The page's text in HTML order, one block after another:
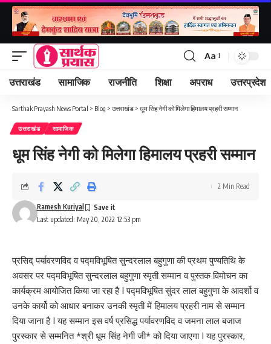
Font
Resizer
Aa
उत्तराखंड सामाजिक राजनीति शिक्षा अपराध उत्तरप्रदेश
Sarthak Prayash News Portal > Blog > उत्तराखंड > धूम सिंह नेगी को मिलेगा हिमालय प्रहरी सम्मान
उत्तराखंड सामाजिक
धूम सिंह नेगी को मिलेगा हिमालय प्रहरी सम्मान
Last updated: May 20, 2022 12:53 pm
Ramesh Kuriyal
2 Min Read
प्रसिद् पर्यावरणविद व पद्मविभूषित सुन्दरलाल बहुगुणा की प्रथम पुण्यतिथि के
अवसर पर पद्मविभूषित सुन्दरलाल बहुगुणा स्मृती सम्मान व पुस्तक विमोचन का
कार्यक्रम आयोजित किया जा रहा है I पद्मविभूषित सुंदर लाल बहुगुणा के आदर्शो व
उनके कार्यो को आधार बनाकर उनकी स्मृती में हिमालय प्रहरी नाम से सम्मान
दिया जाना है I यह सम्मान इस वर्ष प्रसिद्ध पर्यावरणविद व जमना लाल बजाज
पुरस्कार से सम्मनित *श्री धूम सिंह नेगी जी* को दिया जाएगा I यह पुरस्कार,